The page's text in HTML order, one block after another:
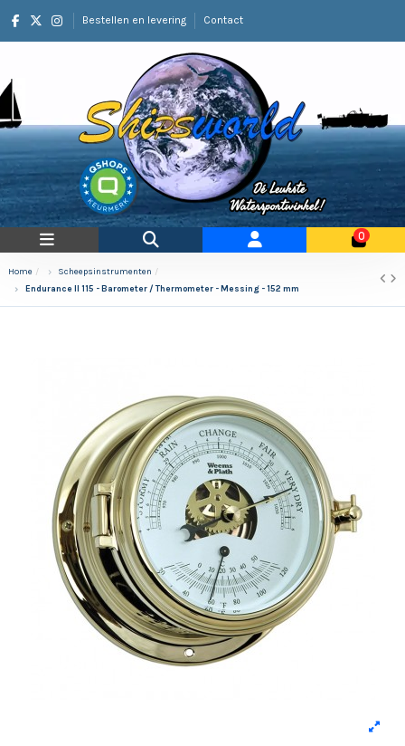
Bestellen en levering Contact
0
Home
Scheepsinstrumenten
Endurance II 115 - Barometer / Thermometer - Messing - 152 mm